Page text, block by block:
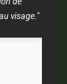
visage."